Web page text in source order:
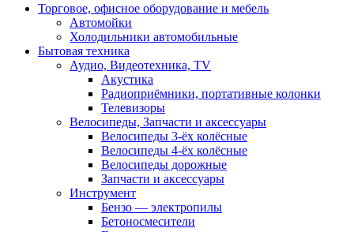
Торговое, офисное оборудование и мебель
Автомойки
Холодильники автомобильные
Бытовая техника
Аудио, Видеотехника, TV
Акустика
Радиоприёмники, портативные колонки
Телевизоры
Велосипеды, Запчасти и аксессуары
Велосипеды 3-ёх колёсные
Велосипеды 4-ёх колёсные
Велосипеды дорожные
Запчасти и аксессуары
Инструмент
Бензо — электропилы
Бетоносмесители